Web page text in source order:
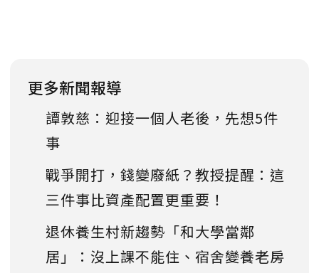
更多新聞報導
譚敦慈：迎接一個人老後，先想5件
事
戰爭開打，錢變廢紙？教授提醒：這
三件事比資產配置更重要！
退休養生村新趨勢「和大學當鄰
居」：沒上課不能住、宿舍變養老房